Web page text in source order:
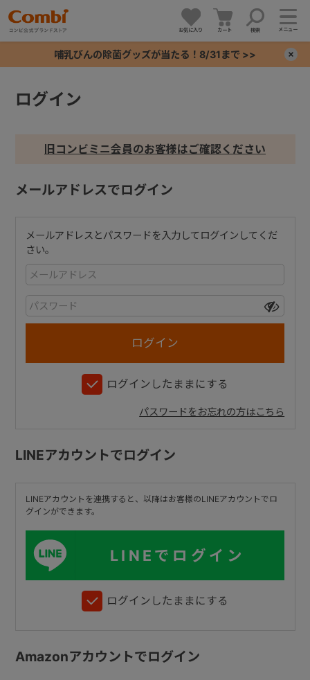
お気に入り カート 検索 メニュー
哺乳びんの除菌グッズが当たる！8/31まで >>
ログイン
旧コンビミニ会員のお客様はご確認ください
メールアドレスでログイン
メールアドレスとパスワードを入力してログインしてくだ
さい。
ログインしたままにする
パスワードをお忘れの方はこちら
LINEアカウントでログイン
LINEアカウントを連携すると、以降はお客様のLINEアカウントでロ
グインができます。
LINEでログイン
ログインしたままにする
Amazonアカウントでログイン